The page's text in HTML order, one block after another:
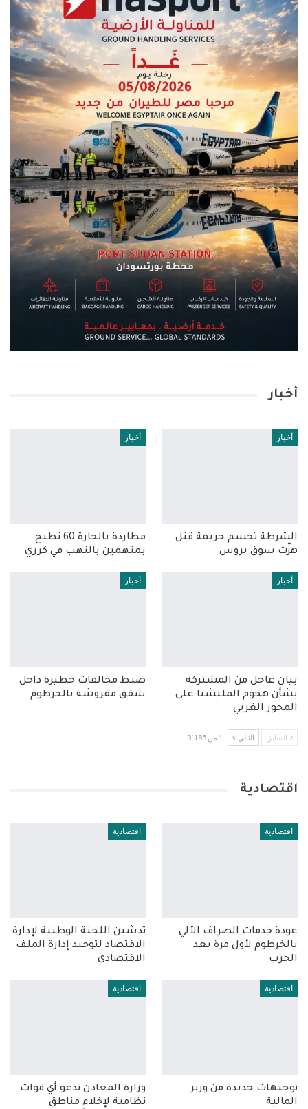
أخبار
أخبار
الشرطة تحسم جريمة قتل
هزّت سوق بروس
أخبار
مطاردة بالحارة 60 تطيح
بمتهمين بالنهب في كرري
أخبار
بيان عاجل من المشتركة
بشأن هجوم المليشيا على
المحور الغربي
أخبار
ضبط مخالفات خطيرة داخل
شقق مفروشة بالخرطوم
السابق التالي 1 من 3٬185
اقتصادية
اقتصادية
عودة خدمات الصراف الآلي
بالخرطوم لأول مرة بعد
الحرب
اقتصادية
تدشين اللجنة الوطنية لإدارة
الاقتصاد لتوحيد إدارة الملف
الاقتصادي
اقتصادية
توجيهات جديدة من وزير
المالية
اقتصادية
وزارة المعادن تدعو أي قوات
نظامية لإخلاء مناطق